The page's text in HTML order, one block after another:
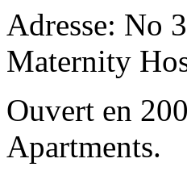
Adresse: No
Maternity
Ouvert en
Apartments.